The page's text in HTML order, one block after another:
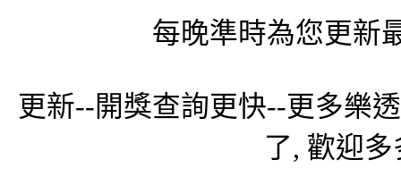
每晚準時為您更新
更新--開獎查詢更快--更多樂
了, 歡迎